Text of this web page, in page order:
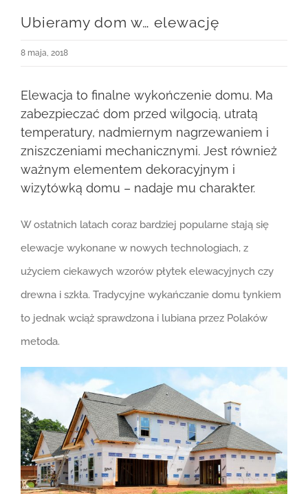
Ubieramy dom w… elewację
8 maja, 2018
Elewacja to finalne wykończenie domu. Ma
zabezpieczać dom przed wilgocią, utratą
temperatury, nadmiernym nagrzewaniem i
zniszczeniami mechanicznymi. Jest również
ważnym elementem dekoracyjnym i
wizytówką domu – nadaje mu charakter.
W ostatnich latach coraz bardziej popularne stają się
elewacje wykonane w nowych technologiach, z
użyciem ciekawych wzorów płytek elewacyjnych czy
drewna i szkła. Tradycyjne wykańczanie domu tynkiem
to jednak wciąż sprawdzona i lubiana przez Polaków
metoda.